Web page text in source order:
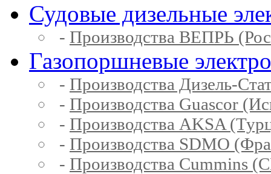
Судовые дизельные
- Производства ВЕПРЬ
Газопоршневые
- Производства Дизель-
- Производства Guascor
- Производства AKSA
- Производства SDMO
- Производства Cummins